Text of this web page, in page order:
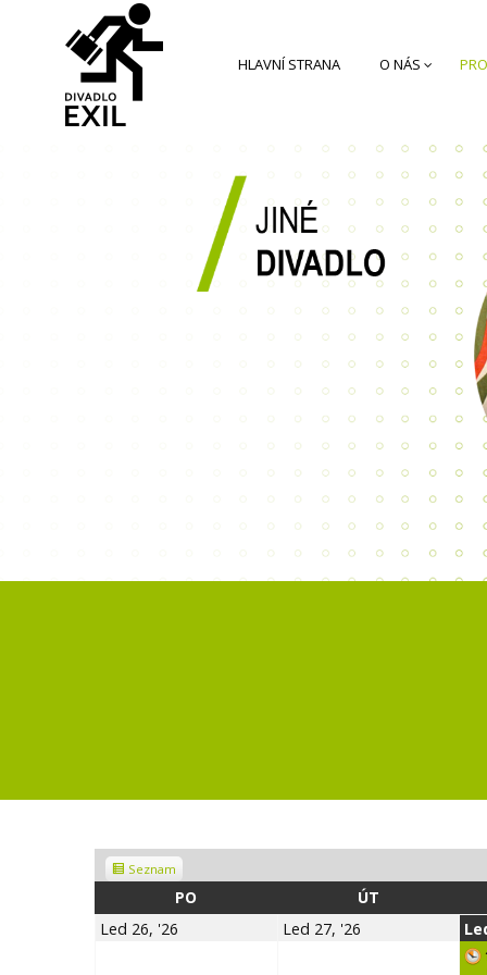
HLAVNÍ STRANA O NÁS
Zobrazit
jako
Seznam
PO ÚTÚTERÝ
Led 26, '26
Led 27, '26